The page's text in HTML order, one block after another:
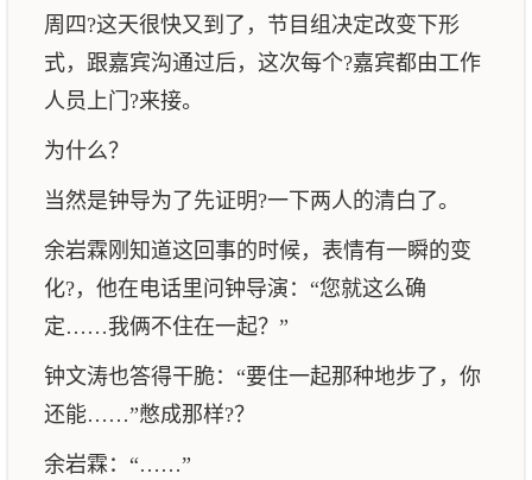
周四?这天很快又到了，节目组决定改变下形
式，跟嘉宾沟通过后，这次每个?嘉宾都由工作
人员上门?来接。
为什么？
当然是钟导为了先证明?一下两人的清白了。
余岩霖刚知道这回事的时候，表情有一瞬的变
化?，他在电话里问钟导演：“您就这么确
定……我俩不住在一起？”
钟文涛也答得干脆：“要住一起那种地步了，你
还能……”憋成那样?？
余岩霖：“……”